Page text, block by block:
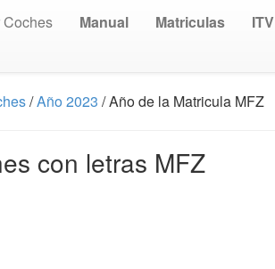
Coches Manual Matriculas ITV
/Año 2023 / Año de la Matricula MFZ
con letras MFZ